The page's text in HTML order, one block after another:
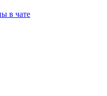
в чате